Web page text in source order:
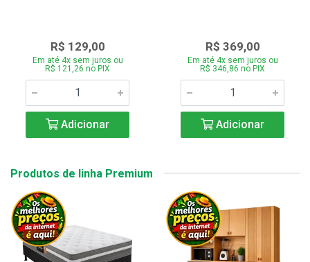
R$ 129,00
Em até 4x sem juros ou
R$ 121,26 no PIX
Adicionar
R$ 369,00
Em até 4x sem juros ou
R$ 346,86 no PIX
Adicionar
Produtos de linha Premium